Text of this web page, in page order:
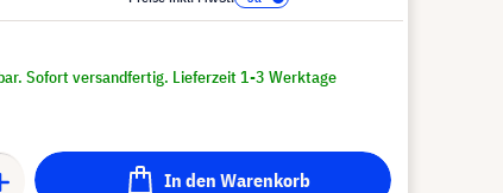
Sofort versandfertig. Lieferzeit 1-3 Werktage
In den Warenkorb